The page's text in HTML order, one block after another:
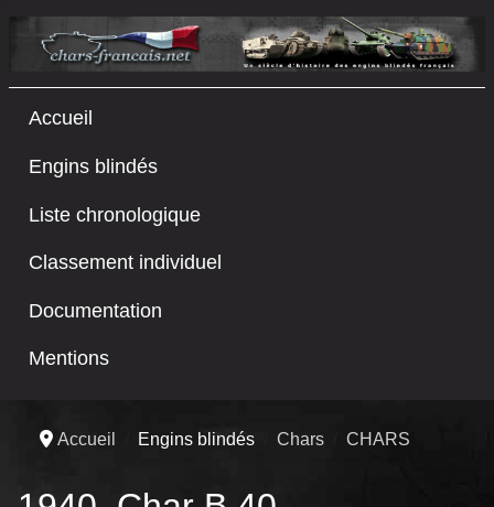
Accueil
Engins blindés
Liste chronologique
Classement individuel
Documentation
Mentions
Accueil Engins blindés Chars CHARS